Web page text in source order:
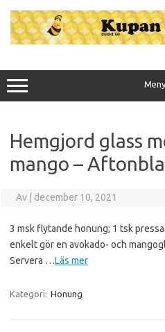
innehåll
Hemgjord glass
mango –
Av december 10, 2021
3 msk flytande honung; 1 tsk
enkelt gör en avokado- och
Servera …Läs mer
Kategori: Honung